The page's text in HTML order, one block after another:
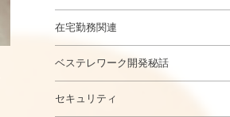
在宅勤務関連
ベステレワーク開発秘話
セキュリティ